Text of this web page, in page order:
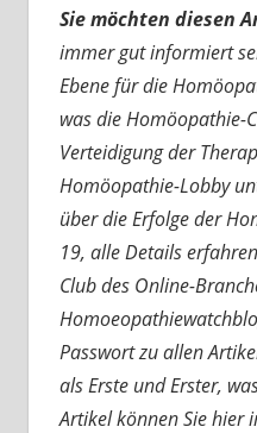
Sie möchten diesen
immer gut informiert
Ebene für die
was die Homöopathie-
Verteidigung der
Homöopathie-Lobby
über die Erfolge der
19, alle Details
Club des Online-
Passwort zu allen
als Erste und Erster,
Artikel können Sie hier